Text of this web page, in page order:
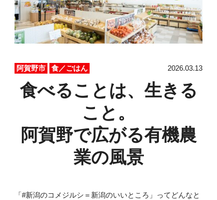
阿賀野市 食／ごはん 2026.03.13
食べることは、生きる
こと。
阿賀野で広がる有機農
業の風景
「#新潟のコメジルシ＝新潟のいいところ」ってどんなと